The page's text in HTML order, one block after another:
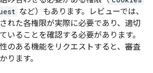
など）もあります。レビューでは、
れた各権限が実際に必要であり、適切
いることを確認する必要があります。
のある機能をリクエストすると、審査
ります。